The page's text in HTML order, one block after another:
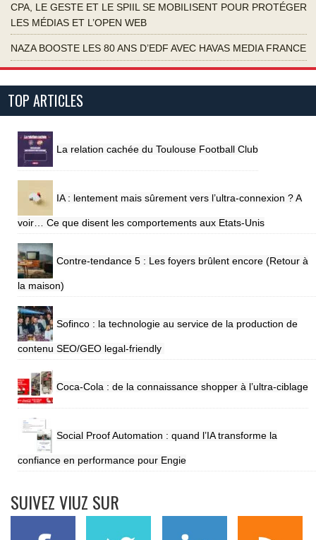
CPA, LE GESTE ET LE SPIIL SE MOBILISENT POUR PROTÉGER
LES MÉDIAS ET L’OPEN WEB
NAZA BOOSTE LES 80 ANS D’EDF AVEC HAVAS MEDIA FRANCE
TOP ARTICLES
La relation cachée du Toulouse Football Club
IA : lentement mais sûrement vers l’ultra-connexion ? A
voir… Ce que disent les comportements aux Etats-Unis
Contre-tendance 5 : Les foyers brûlent encore (Retour à
la maison)
Sofinco : la technologie au service de la production de
contenu SEO/GEO legal-friendly
Coca-Cola : de la connaissance shopper à l’ultra-ciblage
Social Proof Automation : quand l’IA transforme la
confiance en performance pour Engie
SUIVEZ VIUZ SUR